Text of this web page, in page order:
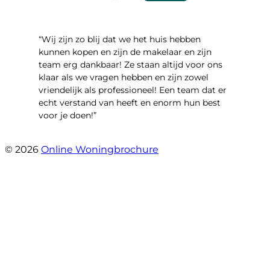
“Wij zijn zo blij dat we het huis hebben
kunnen kopen en zijn de makelaar en zijn
team erg dankbaar! Ze staan altijd voor ons
klaar als we vragen hebben en zijn zowel
vriendelijk als professioneel! Een team dat er
echt verstand van heeft en enorm hun best
voor je doen!”
© 2026 Online Woningbrochure